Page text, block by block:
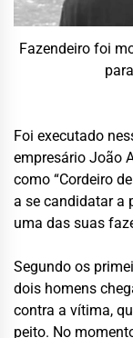
Fazendeiro foi
Foi executado
empresário João
como “Cordeiro
a se candidatar a
uma das suas
Segundo os
dois homens
contra a vítima,
peito. No